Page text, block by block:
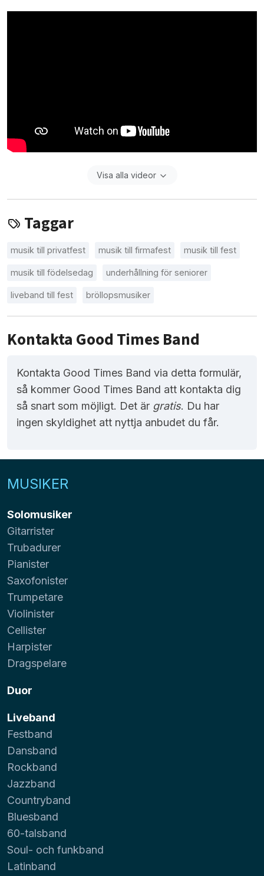
Visa alla videor
Taggar
musik till privatfest musik till firmafest musik till fest
musik till födelsedag underhållning för seniorer
liveband till fest bröllopsmusiker
Kontakta Good Times Band
Kontakta Good Times Band via detta formulär,
så kommer Good Times Band att kontakta dig
så snart som möjligt. Det är gratis. Du har
ingen skyldighet att nyttja anbudet du får.
MUSIKER
Solomusiker
Gitarrister
Trubadurer
Pianister
Saxofonister
Trumpetare
Violinister
Cellister
Harpister
Dragspelare
Duor
Liveband
Festband
Dansband
Rockband
Jazzband
Countryband
Bluesband
60-talsband
Soul- och funkband
Latinband